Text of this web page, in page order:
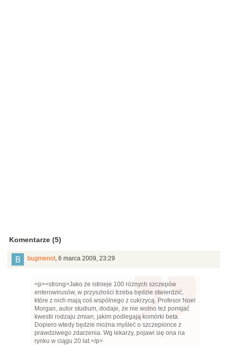
Komentarze (5)
bugmenot, 6 marca 2009, 23:29
<p><strong>Jako że istnieje 100 różnych szczepów
enterowirusów, w przyszłości trzeba będzie stwierdzić,
które z nich mają coś wspólnego z cukrzycą. Profesor Noel
Morgan, autor studium, dodaje, że nie wolno też pomijać
kwestii rodzaju zmian, jakim podlegają komórki beta.
Dopiero wtedy będzie można myśleć o szczepionce z
prawdziwego zdarzenia. Wg lekarzy, pojawi się ona na
rynku w ciągu 20 lat.</p>